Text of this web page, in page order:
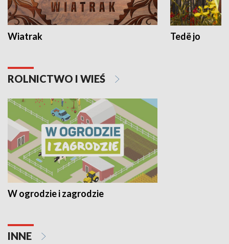
Wiatrak Tedë jo
ROLNICTWO I WIEŚ
W ogrodzie i zagrodzie
INNE